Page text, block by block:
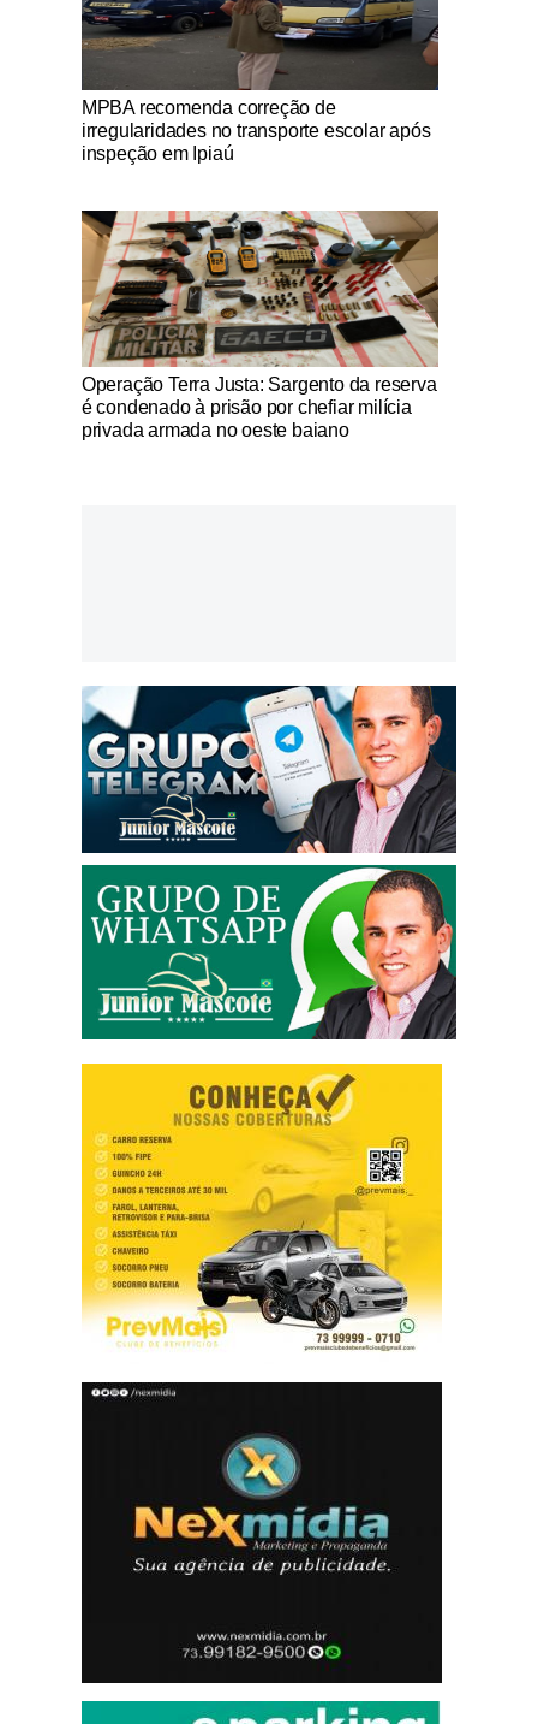
Notícias Católicas
MPBA recomenda correção de
irregularidades no transporte escolar após
inspeção em Ipiaú
Notícias Católicas
Operação Terra Justa: Sargento da reserva
é condenado à prisão por chefiar milícia
privada armada no oeste baiano